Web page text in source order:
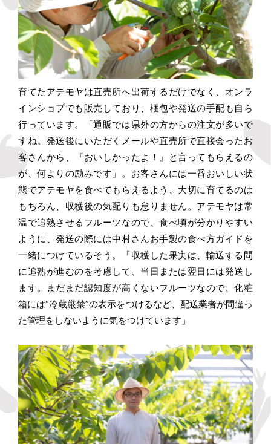
育てたアテモヤは直売所へ出荷するだけでなく、オンラ
インショプでも販売しており、梱包や発送の手配も自ら
行っています。「通販では県外の方からの注文が多いで
すね。発送後にいただくメールや直売所で直接会ったお
客さんから、『おいしかったよ！』と言ってもらえるの
が、何よりの励みです」。お客さんには一番おいしい状
態でアテモヤを食べてもらえるよう、大切に育てるのは
もちろん、収穫後の気配りも怠りません。アテモヤは常
温で追熟させるフルーツなので、食べ頃が分かりやすい
ように、発送の際には中村さんお手製の食べ方ガイドを
一緒につけているそう。「収穫した果実は、輸送する間
に追熟が進むのを考慮して、当日または翌日には発送し
ます。まだまだ認知度が高くないフルーツなので、化粧
箱には“冷蔵厳禁”の表示をつけるなど、配送業者が間違っ
た管理をしないように気をつけています」